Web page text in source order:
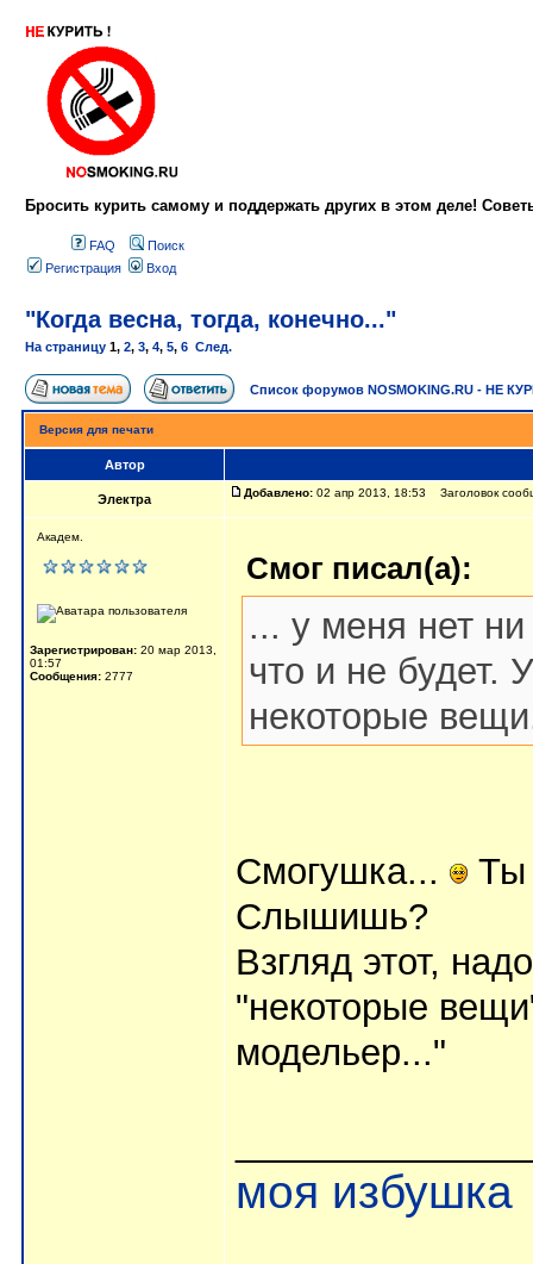
Бросить курить самому и поддержать других в этом деле!
FAQ
Поиск
Регистрация
Вход
"Когда весна, тогда, конечно..."
На страницу 1, 2, 3, 4, 5, 6 След.
Список форумов NOSMOKING.RU - НЕ
Версия для печати
Автор
Электра Добавлено: 02 апр 2013, 18:53 Заголовок
Академ.
Зарегистрирован: 20 мар 2013,
01:57
Сообщения: 2777
Смог писал(а):
... у меня нет
что и не будет.
некоторые
Смогушка...
Ты
Слышишь?
Взгляд этот,
"некоторые
модельер..."
моя избушка